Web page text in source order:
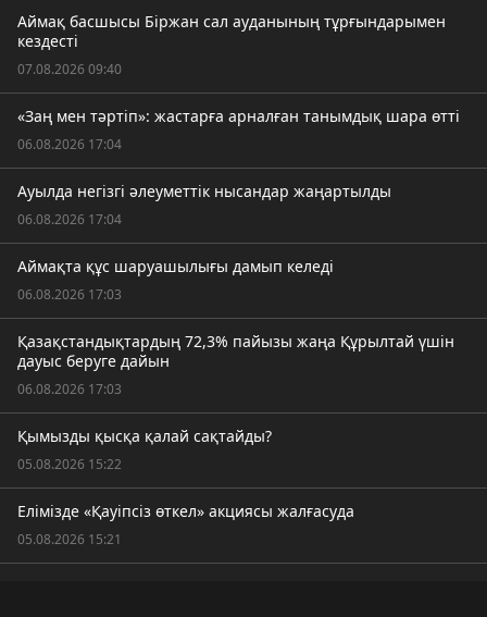
Аймақ басшысы Біржан сал ауданының тұрғындарымен
кездесті
07.08.2026 09:40
«Заң мен тәртіп»: жастарға арналған танымдық шара өтті
06.08.2026 17:04
Ауылда негізгі әлеуметтік нысандар жаңартылды
06.08.2026 17:04
Аймақта құс шаруашылығы дамып келеді
06.08.2026 17:03
Қазақстандықтардың 72,3% пайызы жаңа Құрылтай үшін
дауыс беруге дайын
06.08.2026 17:03
Қымызды қысқа қалай сақтайды?
05.08.2026 15:22
Елімізде «Қауіпсіз өткел» акциясы жалғасуда
05.08.2026 15:21